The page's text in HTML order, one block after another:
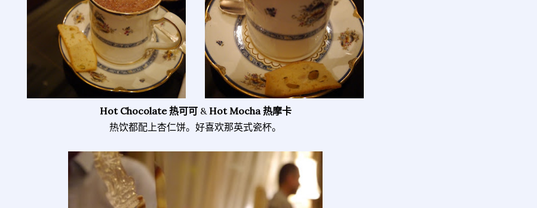
Hot Chocolate 热可可& Hot Mocha 热摩卡
热饮都配上杏仁饼。好喜欢那英式瓷杯。